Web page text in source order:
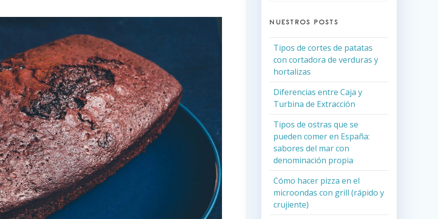
NUESTROS POSTS
Tipos de cortes de patatas
con cortadora de verduras y
hortalizas
Diferencias entre Caja y
Turbina de Extracción
Tipos de ostras que se
pueden comer en España:
sabores del mar con
denominación propia
Cómo hacer pizza en el
microondas con grill (rápido y
crujiente)